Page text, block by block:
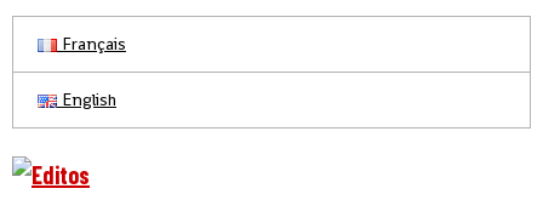
Français
English